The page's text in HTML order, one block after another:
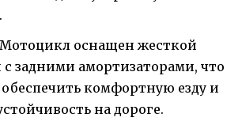
оснащен жесткой
с задними амортизаторами, что
обеспечить комфортную езду и
на дороге.